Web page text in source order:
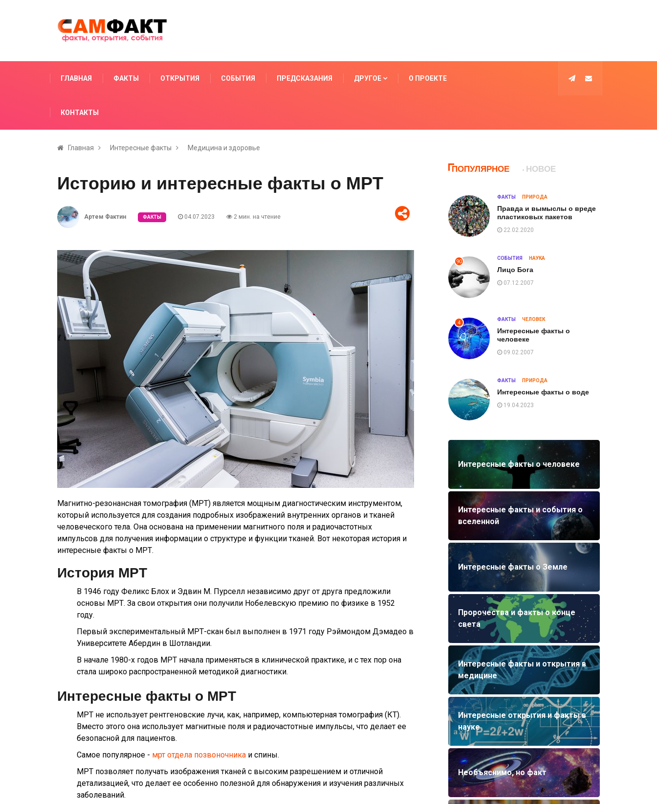
ГЛАВНАЯ ФАКТЫ ОТКРЫТИЯ СОБЫТИЯ ПРЕДСКАЗАНИЯ ДРУГОЕ О ПРОЕКТЕ
КОНТАКТЫ
Главная Интересные факты Медицина и здоровье
Историю и интересные факты о МРТ
Артем Фактин ФАКТЫ 04.07.2023 2 мин. на чтение
Магнитно-резонансная томография (МРТ) является мощным диагностическим инструментом,
который используется для создания подробных изображений внутренних органов и тканей
человеческого тела. Она основана на применении магнитного поля и радиочастотных
импульсов для получения информации о структуре и функции тканей. Вот некоторая история и
интересные факты о МРТ.
История МРТ
В 1946 году Феликс Блох и Эдвин М. Пурселл независимо друг от друга предложили
основы МРТ. За свои открытия они получили Нобелевскую премию по физике в 1952
году.
Первый экспериментальный МРТ-скан был выполнен в 1971 году Рэймондом Дэмадео в
Университете Абердин в Шотландии.
В начале 1980-х годов МРТ начала применяться в клинической практике, и с тех пор она
стала широко распространенной методикой диагностики.
Интересные факты о МРТ
МРТ не использует рентгеновские лучи, как, например, компьютерная томография (КТ).
Вместо этого она использует магнитные поля и радиочастотные импульсы, что делает ее
безопасной для пациентов.
Самое популярное - мрт отдела позвоночника и спины.
МРТ позволяет получать изображения тканей с высоким разрешением и отличной
детализацией, что делает ее особенно полезной для обнаружения и изучения различных
заболеваний.
ПОПУЛЯРНОЕ НОВОЕ
ФАКТЫ ПРИРОДА
Правда и вымыслы о вреде
пластиковых пакетов
22.02.2020
90
СОБЫТИЯ НАУКА
Лицо Бога
07.12.2007
4
ФАКТЫ ЧЕЛОВЕК
Интересные факты о
человеке
09.02.2007
ФАКТЫ ПРИРОДА
Интересные факты о воде
19.04.2023
Интересные факты о человеке
Интересные факты и события о
вселенной
Интересные факты о Земле
Пророчества и факты о конце
света
Интересные факты и открытия в
медицине
Интересные открытия и факты в
науке
Необъяснимо, но факт